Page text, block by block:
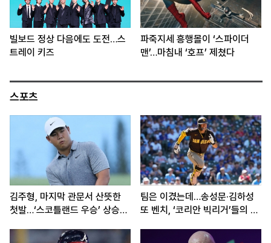
빌보드 정상 다음에도 도전…스
트레이 키즈
파죽지세 흥행몰이 ‘스파이더
맨’…마침내 ‘호프’ 제쳤다
스포츠
김주형, 마지막 관문서 산뜻한
첫발…‘스코틀랜드 우승’ 상승세
팀은 이겼는데…송성문·김하성
또 벤치, ‘코리안 빅리거’들의 고